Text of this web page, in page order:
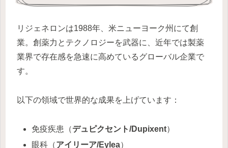
リジェネロンは1988年、米ニューヨーク州にて創
業。創薬力とテクノロジーを武器に、近年では製薬
業界で存在感を急速に高めているグローバル企業で
す。
以下の領域で世界的な成果を上げています：
免疫疾患（デュピクセント/Dupixent）
眼科（アイリーア/Eylea）